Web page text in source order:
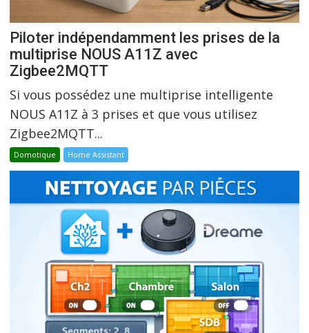
Piloter indépendamment les prises de la
multiprise NOUS A11Z avec
Zigbee2MQTT
Si vous possédez une multiprise intelligente
NOUS A11Z à 3 prises et que vous utilisez
Zigbee2MQTT...
Domotique Home Assistant